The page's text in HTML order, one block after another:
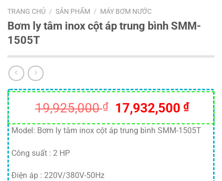
TRANG CHỦ / SẢN PHẨM / MÁY BƠM NƯỚC
Bơm ly tâm inox cột áp trung bình SMM-
1505T
19,925,000₫
Giá
gốc
là:
17,932,500₫Giá
hiện
tại
Model: Bơm ly tâm inox cột áp trung bình SMM-1505T
Công suất : 2 HP
Điện áp : 220V/380V-50Hz